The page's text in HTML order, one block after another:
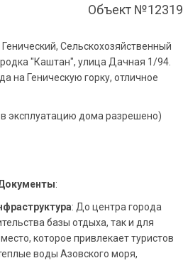
Объект №12319
Сельскохозяйственный
"Каштан", улица Дачная 1/94.
на Геническую горку, отличное
эксплуатацию дома разрешено)
:
: До центра города
базы отдыха, так и для
которое привлекает туристов
воды Азовского моря,